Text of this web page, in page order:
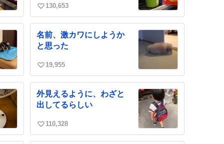
い
ね
数
130,653
名前、激カワにしようか
と思った
い
ね
数
19,955
外見えるように、わざと
出してるらしい
い
110,328